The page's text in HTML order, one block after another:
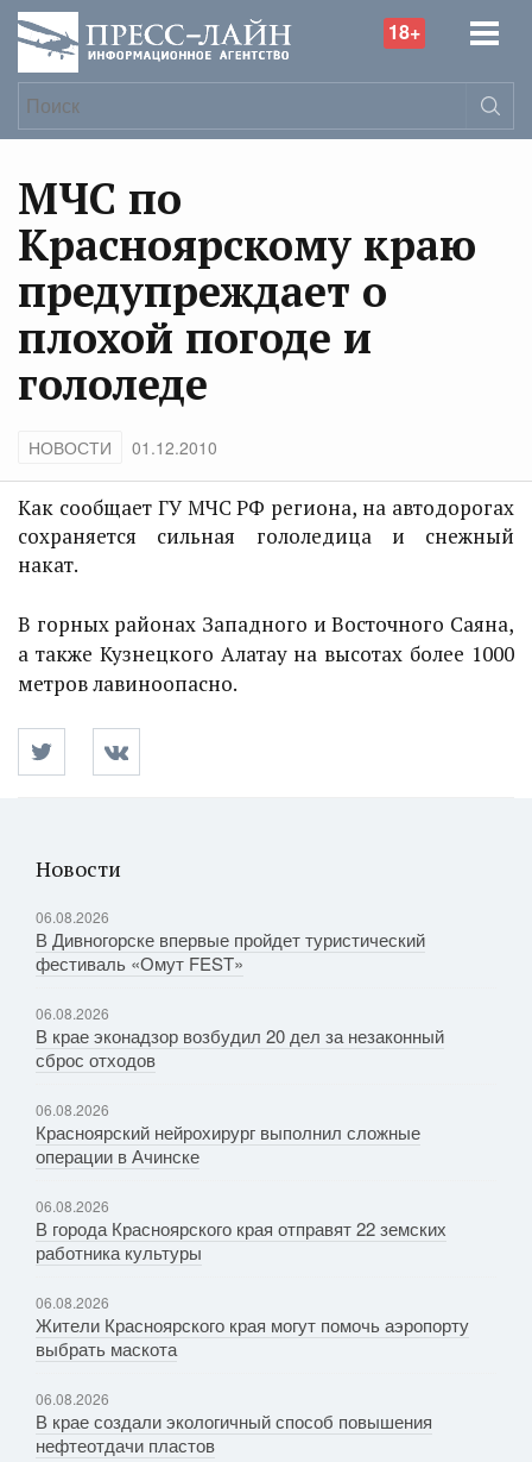
18+
МЧС по
Красноярскому краю
предупреждает о
плохой погоде и
гололеде
НОВОСТИ 01.12.2010
Как сообщает ГУ МЧС РФ региона, на автодорогах
сохраняется сильная гололедица и снежный
накат.
В горных районах Западного и Восточного Саяна,
а также Кузнецкого Алатау на высотах более 1000
метров лавиноопасно.
Новости
06.08.2026
В Дивногорске впервые пройдет туристический
фестиваль «Омут FEST»
06.08.2026
В крае эконадзор возбудил 20 дел за незаконный
сброс отходов
06.08.2026
Красноярский нейрохирург выполнил сложные
операции в Ачинске
06.08.2026
В города Красноярского края отправят 22 земских
работника культуры
06.08.2026
Жители Красноярского края могут помочь аэропорту
выбрать маскота
06.08.2026
В крае создали экологичный способ повышения
нефтеотдачи пластов